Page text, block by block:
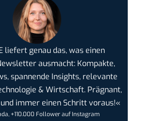
liefert genau das, was einen
ausmacht: Kompakte,
spannende Insights, relevante
& Wirtschaft. Prägnant,
immer einen Schritt voraus!«
+110.000 Follower auf Instagram